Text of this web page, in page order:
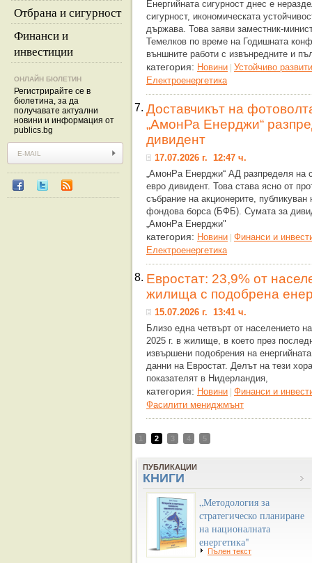
Отбрана и сигурност
Финанси и
инвестиции
ОНЛАЙН БЮЛЕТИН
Регистрирайте се в
бюлетина, за да
получавате актуални
новини и информация от
publics.bg
Енергийната сигурност днес е
сигурност, икономическата
държава. Това заяви заместник-
Темелков по време на Годишната
външните работи с извънредните и
категория: Новини | Устойчиво
Eлектроенергетика
7. Доставчикът на
„АмонРа Енерджи“
дивидент
17.07.2026 г. 12:47 ч.
„АмонРа Енерджи“ АД разпределя на
евро дивидент. Това става ясно от
събрание на акционерите,
фондова борса (БФБ). Сумата за
„АмонРа Енерджи"
категория: Новини | Финанси и
Eлектроенергетика
8. Евростат: 23,9% от
жилища с подобрена
15.07.2026 г. 13:41 ч.
Близо една четвърт от населението
2025 г. в жилище, в което през
извършени подобрения на
данни на Евростат. Делът на тези
показателят в Нидерландия,
категория: Новини | Финанси и
Фасилити мениджмънт
1 2 3 4 5
ПУБЛИКАЦИИ
КНИГИ
„Методология за
стратегическо планиране
на националната
енергетика"
Пълен текст